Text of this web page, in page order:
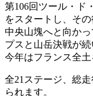
第106回ツール・ド
をスタートし、そ
中央山塊へと向か
プスと山岳決戦が続
今年はフランス全
全21ステージ、総
られます。